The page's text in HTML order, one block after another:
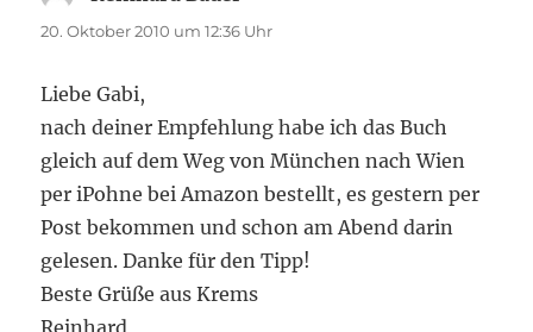
20. Oktober 2010 um 12:36 Uhr
Liebe Gabi,
nach deiner Empfehlung habe ich das Buch
gleich auf dem Weg von München nach Wien
per iPohne bei Amazon bestellt, es gestern per
Post bekommen und schon am Abend darin
gelesen. Danke für den Tipp!
Beste Grüße aus Krems
Reinhard